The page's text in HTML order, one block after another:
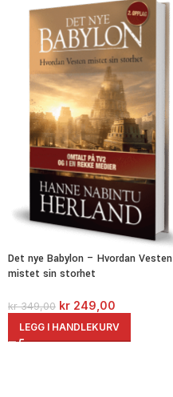
Det nye Babylon – Hvordan Vesten
mistet sin storhet
kr349,00 kr 249,00
LEGG I HANDLEKURV